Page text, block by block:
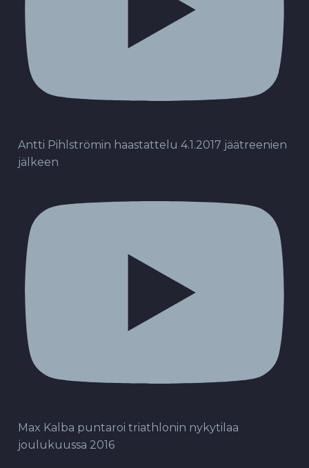
Antti Pihlströmin haastattelu 4.1.2017 jäätreenien
jälkeen
Max Kalba puntaroi triathlonin nykytilaa
joulukuussa 2016